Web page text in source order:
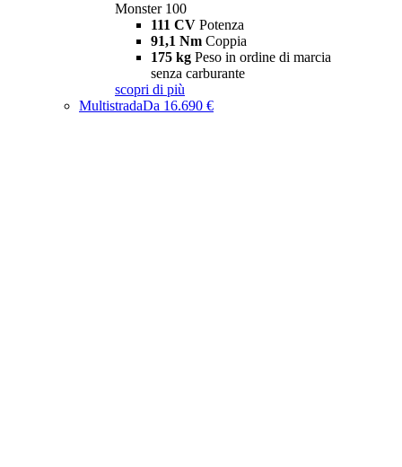
Monster 100
111 CV Potenza
91,1 Nm Coppia
175 kg Peso in ordine di marcia
senza carburante
scopri di più
MultistradaDa 16.690 €